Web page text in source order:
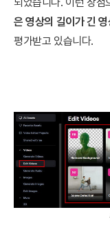
은 영상의 길이가 긴
평가받고 있습니다.